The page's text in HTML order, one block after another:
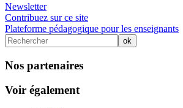
Newsletter
Contribuez sur ce site
Plateforme pédagogique pour les enseignants
Nos partenaires
Voir également